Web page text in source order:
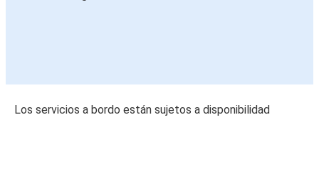
Los servicios a bordo están sujetos a disponibilidad